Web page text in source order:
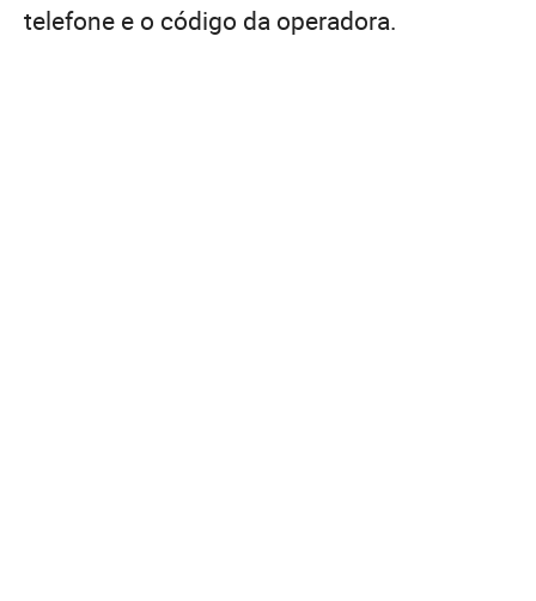
telefone e o código da operadora.